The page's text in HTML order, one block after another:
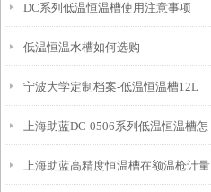
DC系列低温恒温槽使用注意事项
低温恒温水槽如何选购
宁波大学定制档案-低温恒温槽12L
上海助蓝DC-0506系列低温恒温槽怎
么使用
上海助蓝高精度恒温槽在额温枪计量